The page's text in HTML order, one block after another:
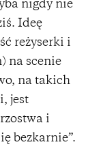
nigdy nie
Ideę
reżyserki i
na scenie
na takich
jest
i
bezkarnie”.